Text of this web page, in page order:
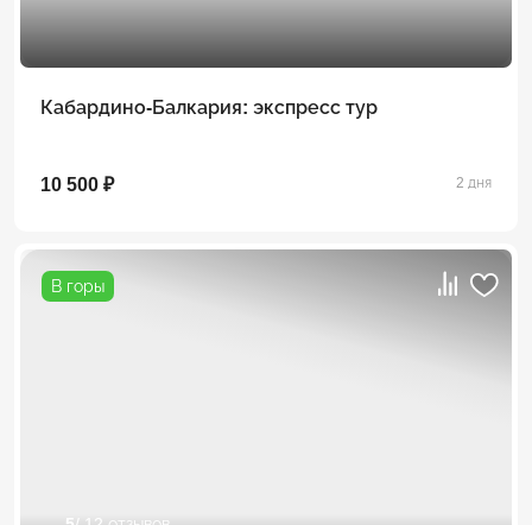
Кабардино-Балкария: экспресс тур
10 500 ₽ 2 дня
В горы